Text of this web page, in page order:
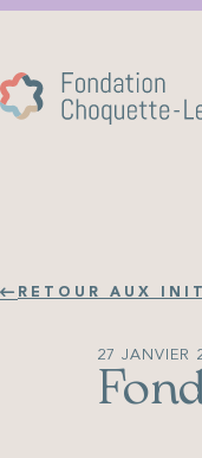
RETOUR AUX
27 JANVIER